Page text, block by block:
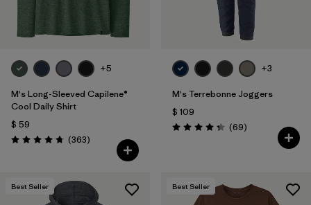
+5
M's Long-Sleeved Capilene®
Cool Daily Shirt
$ 59
Valoración: 4.7 / 5
(363Comentarios
)
+3
M's Terrebonne Joggers
$ 109
Valoración: 4.3 / 5
(69Comentarios
)
Best Seller Best Seller